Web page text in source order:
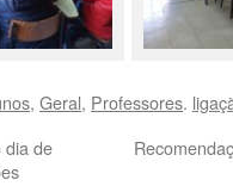
, Geral, Professores.
dia de